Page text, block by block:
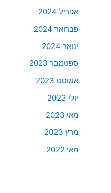
אפריל 2024
פברואר 2024
ינואר 2024
ספטמבר 2023
אוגוסט 2023
יולי 2023
מאי 2023
מרץ 2023
מאי 2022